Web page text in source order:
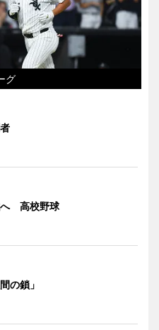
グ
へ 高校野球
の鎖」